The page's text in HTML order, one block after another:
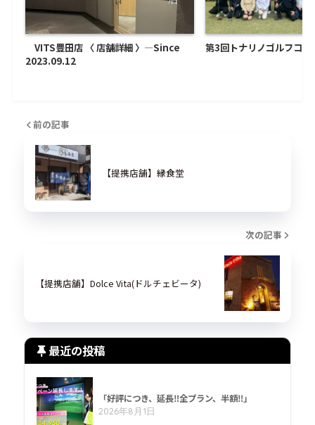
VITS豊田店 〈 店舗詳細 〉―Since
2023.09.12
第3回トナリノゴルフコン
前の記事
【提携店舗】縁食堂
次の記事
【提携店舗】Dolce Vita(ドルチェビータ)
最近の投稿
「好評につき、延長‼全プラン、半額‼」
2026年8月1日